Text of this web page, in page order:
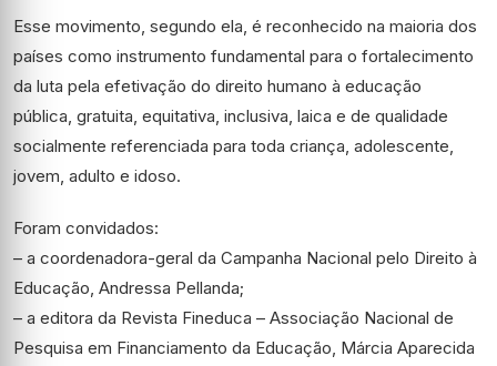
Esse movimento, segundo ela, é reconhecido na maioria dos
países como instrumento fundamental para o fortalecimento
da luta pela efetivação do direito humano à educação
pública, gratuita, equitativa, inclusiva, laica e de qualidade
socialmente referenciada para toda criança, adolescente,
jovem, adulto e idoso.
Foram convidados:
– a coordenadora-geral da Campanha Nacional pelo Direito à
Educação, Andressa Pellanda;
– a editora da Revista Fineduca – Associação Nacional de
Pesquisa em Financiamento da Educação, Márcia Aparecida